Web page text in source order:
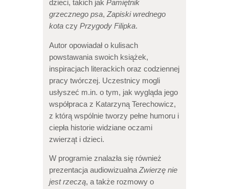
dzieci, takich jak Pamiętnik
grzecznego psa, Zapiski wrednego
kotaczy Przygody Filipka.
Autor opowiadał o kulisach
powstawania swoich książek,
inspiracjach literackich oraz codziennej
pracy twórczej. Uczestnicy mogli
usłyszeć m.in. o tym, jak wygląda jego
współpraca z Katarzyną Terechowicz,
z którą wspólnie tworzy pełne humoru i
ciepła historie widziane oczami
zwierząt i dzieci.
W programie znalazła się również
prezentacja audiowizualnaZwierzę nie
jest rzeczą, a także rozmowy o